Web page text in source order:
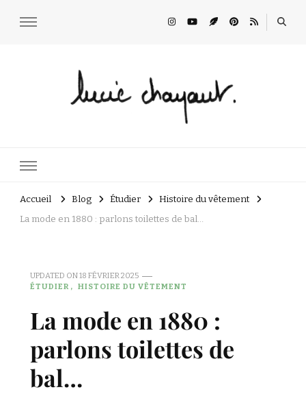
Lucie Choupaut
Accueil Blog Étudier
Histoire du vêtement
La mode en 1880 : parlons toilettes de bal…
UPDATED ON18 FÉVRIER 2025
ÉTUDIER
HISTOIRE DU VÊTEMENT
La mode en 1880 :
parlons toilettes de
bal…